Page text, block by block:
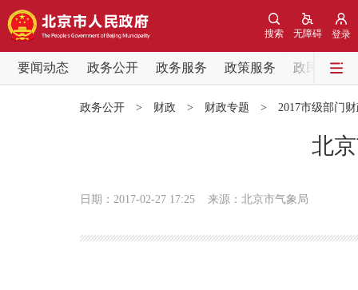
登录
无障碍
搜索
要闻动态 政务公开 政务服务 政策服务
政民互动
政务公开 > 财政 > 财政专题 > 2017市级部门
北
日期：2017-02-27 17:25 来源：北京市气象局